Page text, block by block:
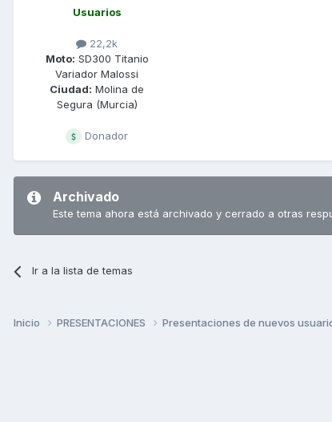
Usuarios
22,2k
Moto: SD300 Titanio
Variador Malossi
Ciudad: Molina de
Segura (Murcia)
Donador
Archivado
Este tema ahora está archivado y cerrado a otras
Ir a la lista de temas
Inicio PRESENTACIONES Presentaciones de nuevos